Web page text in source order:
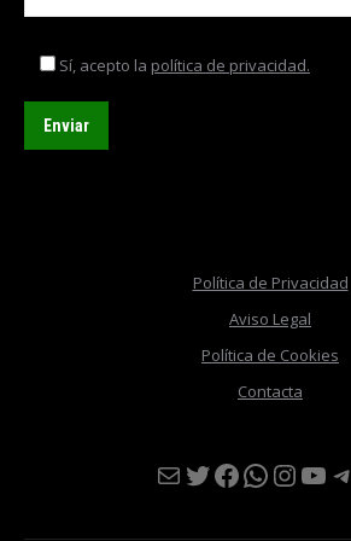
Sí, acepto la política de privacidad.
Política de Privacidad
Aviso Legal
Política de Cookies
Contacta
Mail Twitter Facebook WhatsApp InstagramYouTube Telegram